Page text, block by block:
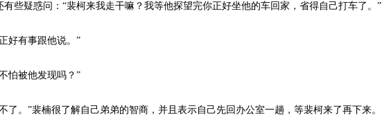
些疑惑问：“裴柯来我走干嘛？我等他探望完你正好坐他的车回家，省得自己打车了。”
好有事跟他说。”
怕被他发现吗？”
了。”裴楠很了解自己弟弟的智商，并且表示自己先回办公室一趟，等裴柯来了再下来。